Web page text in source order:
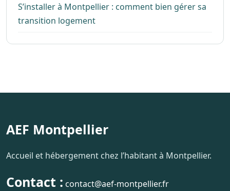
S’installer à Montpellier : comment bien gérer sa
transition logement
AEF Montpellier
Accueil et hébergement chez l’habitant à Montpellier.
Contact : contact@aef-montpellier.fr